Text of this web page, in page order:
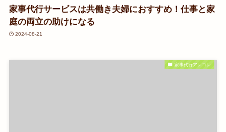
家事代行サービスは共働き夫婦におすすめ！仕事と家
庭の両立の助けになる
2024-08-21
家事代行アレコレ